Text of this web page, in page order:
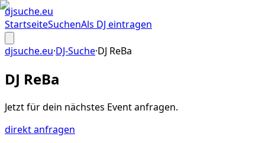
djsuche.eu
StartseiteSuchenAls DJ eintragen
djsuche.eu·DJ-Suche·DJ ReBa
DJ ReBa
Jetzt für dein nächstes Eventanfragen.
direkt anfragen